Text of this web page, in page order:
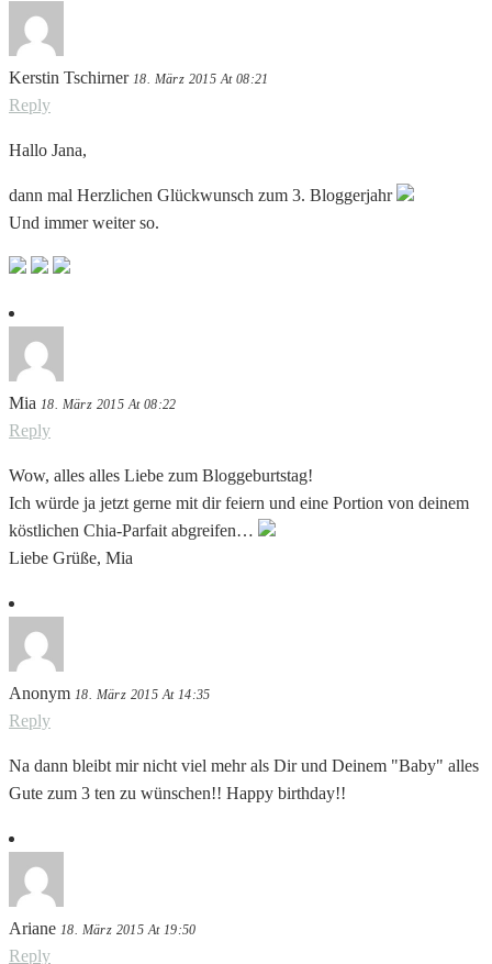
Kerstin Tschirner 18. März 2015 At 08:21
Reply
Hallo Jana,
dann mal Herzlichen Glückwunsch zum 3. Bloggerjahr
Und immer weiter so.
Mia 18. März 2015 At 08:22
Reply
Wow, alles alles Liebe zum Bloggeburtstag!
Ich würde ja jetzt gerne mit dir feiern und eine Portion von deinem
köstlichen Chia-Parfait abgreifen…
Liebe Grüße, Mia
Anonym 18. März 2015 At 14:35
Reply
Na dann bleibt mir nicht viel mehr als Dir und Deinem "Baby" alles
Gute zum 3 ten zu wünschen!! Happy birthday!!
Ariane 18. März 2015 At 19:50
Reply